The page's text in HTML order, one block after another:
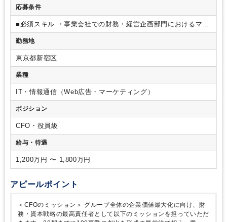
監査法人との対応統括
立案、ｿｰｼﾝｸﾞ、財務ﾃﾞｭｰﾃﾞﾘｼﾞｪﾝｽ(DD)からPMIまでのプロセ
ス統括・新規事業への投資判断、リスク分析、リターン評
価 ◆経営管理体制の高度化とガバナンス構築・経営陣に対
する財務分析と戦略的提言
◆財務組織の構築とマネジメント
案、メンバーの採用・育成、組織力強化
＞グループ全体の企業価値最大化に向け、財務・資本戦略の
最高責任者として以下のミッションを担っていただきます。30
期までに100事業の創出を形成の最前線で担う、重要ポジショ
ンです。 ＜NEXTAGE GROUPのCFOの魅力＞
での意思決定グループ全体の経営戦略・投資判断に深く関
与。単なる管理担当ではなく、事業を創造する責任者としてご
活躍いただきます。
設計するダイナミックな挑戦をしていただきます。
ースでの組織構築CFOとして、財務戦略の立案から実行、そ
できる裁量があります。
うことで、他では得られない圧倒的な成長と実績を手にするこ
とができます。 ＜当社について＞ 創業20年目を迎えた弊社
応募条件
■必須スキル ・事業会社での財務・経営企画部門におけるマネ
ジメント経験・数億円以上の資金調達（エクイティ・デット
双方）の実績
験
・経営陣として、代表や事業責任者と対等に議論し、事業
を推進した経験
・ベンチャー企業でのCFO、CFO補佐、またはそれに準ずるポ
ジションの経験・複数子会社を持つグループ企業での財務統
括経験
勤務地
東京都新宿区
業種
IT・情報通信（Web広告・マーケティング）
ポジション
CFO・役員級
給与・待遇
1,200万円 〜 1,800万円
アピールポイント
＜CFOのミッション＞ グループ全体の企業価値最大化に向け、財
務・資本戦略の最高責任者として以下のミッションを担っていただ